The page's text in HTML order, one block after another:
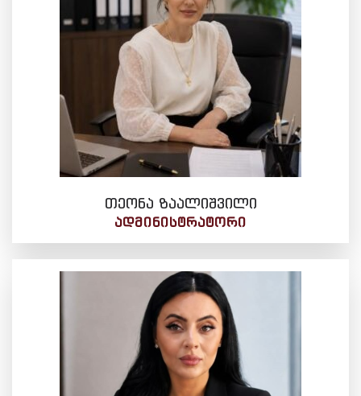
თეონა ზაალიშვილი
ᲐᲓᲛᲘᲜᲘᲡᲢᲠᲐᲢᲝᲠᲘ